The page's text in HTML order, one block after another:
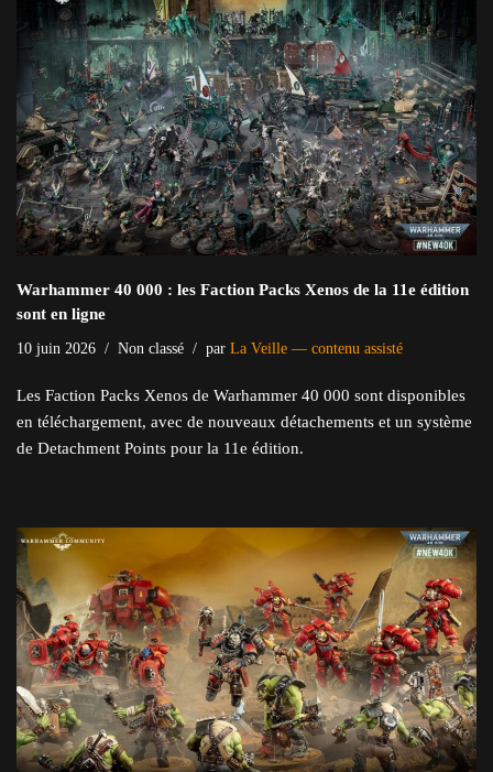
Warhammer 40 000 : les Faction Packs Xenos de la 11e édition
sont en ligne
10 juin 2026 Non classé par La Veille — contenu assisté
Les Faction Packs Xenos de Warhammer 40 000 sont disponibles
en téléchargement, avec de nouveaux détachements et un système
de Detachment Points pour la 11e édition.